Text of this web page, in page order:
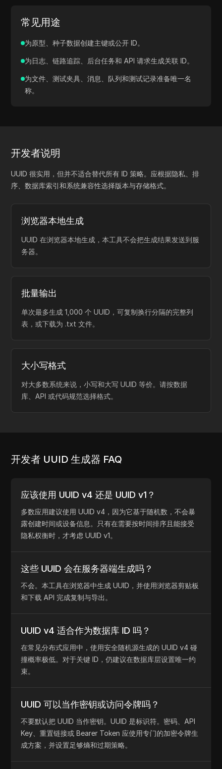
常见用途
为原型、种子数据创建主键或公开 ID。
为日志、链路追踪、后台任务和 API 请求生成关联 ID。
为文件、测试夹具、消息、队列和测试记录准备唯一名
称。
开发者说明
UUID 很实用，但并不适合替代所有 ID 策略。应根据隐私、排
序、数据库索引和系统兼容性选择版本与存储格式。
浏览器本地生成
UUID 在浏览器本地生成，本工具不会把生成结果发送到服
务器。
批量输出
单次最多生成 1,000 个 UUID，可复制换行分隔的完整列
表，或下载为 .txt 文件。
大小写格式
对大多数系统来说，小写和大写 UUID 等价。请按数据
库、API 或代码规范选择格式。
开发者 UUID 生成器 FAQ
应该使用 UUID v4 还是 UUID v1？
多数应用建议使用 UUID v4，因为它基于随机数，不会暴
露创建时间或设备信息。只有在需要按时间排序且能接受
隐私权衡时，才考虑 UUID v1。
这些 UUID 会在服务器端生成吗？
不会。本工具在浏览器中生成 UUID，并使用浏览器剪贴板
和下载 API 完成复制与导出。
UUID v4 适合作为数据库 ID 吗？
在常见分布式应用中，使用安全随机源生成的 UUID v4 碰
撞概率极低。对于关键 ID，仍建议在数据库层设置唯一约
束。
UUID 可以当作密钥或访问令牌吗？
不要默认把 UUID 当作密钥。UUID 是标识符。密码、API
Key、重置链接或 Bearer Token 应使用专门的加密令牌生
成方案，并设置足够熵和过期策略。